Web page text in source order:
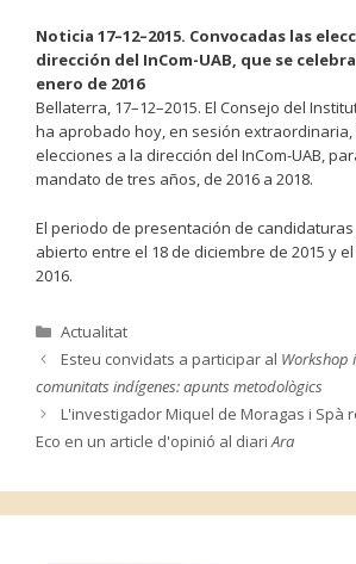
Noticia 17–12–2015. Convocadas las
dirección del InCom-UAB, que se
enero de 2016
Bellaterra, 17–12–2015. El Consejo del
ha aprobado hoy, en sesión
elecciones a la dirección del InCom-UAB,
mandato de tres años, de 2016 a 2018.
El periodo de presentación de
abierto entre el 18 de diciembre de 2015 y
2016.
Categories
Actualitat
Esteu convidats a participar al Workshop
comunitats indígenes: apunts metodològics
L'investigador Miquel de Moragas i Spà
Eco en un article d'opinió al diariAra